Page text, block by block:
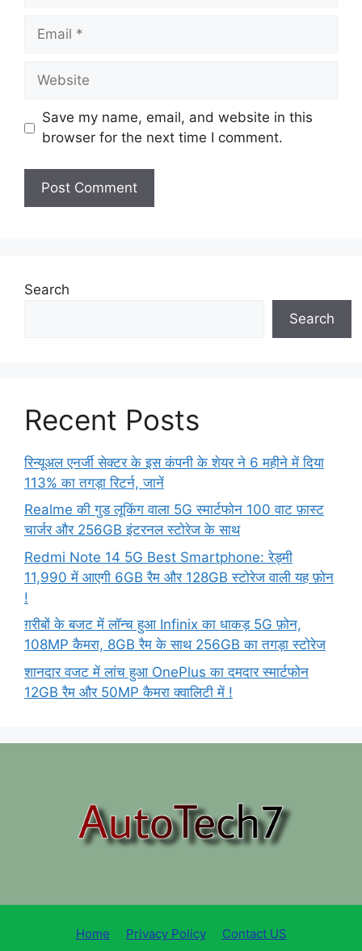
Email
Website
Save my name, email, and website in this
browser for the next time I comment.
Search
Search
Recent Posts
रिन्यूअल एनर्जी सेक्टर के इस कंपनी के शेयर ने 6 महीने में दिया
113% का तगड़ा रिटर्न, जानें
Realme की गुड लूकिंग वाला 5G स्मार्टफोन 100 वाट फ़ास्ट
चार्जर और 256GB इंटरनल स्टोरेज के साथ
Redmi Note 14 5G Best Smartphone: रेड्मी
11,990 में आएगी 6GB रैम और 128GB स्टोरेज वाली यह फ़ोन
!
ग़रीबों के बजट में लॉन्च हुआ Infinix का धाकड़ 5G फ़ोन,
108MP कैमरा, 8GB रैम के साथ 256GB का तगड़ा स्टोरेज
शानदार वजट में लांच हुआ OnePlus का दमदार स्मार्टफोन
12GB रैम और 50MP कैमरा क्वालिटी में !
Home Privacy Policy Contact US